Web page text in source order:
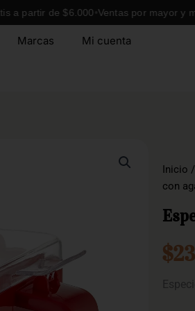
de $6.000 Ventas por mayor y menor
Marcas Mi cuenta
Inicio /
con
$